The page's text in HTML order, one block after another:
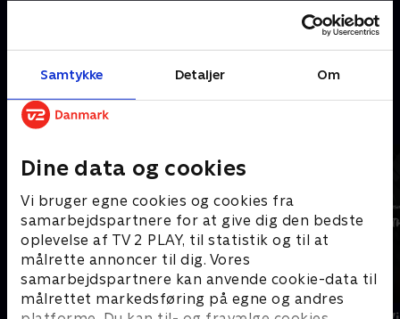
Samtykke Detaljer Om
Dine data og cookies
Vi bruger egne cookies og cookies fra
samarbejdspartnere for at give dig den bedste
oplevelse af TV 2 PLAY, til statistik og til at
målrette annoncer til dig. Vores
samarbejdspartnere kan anvende cookie-data til
målrettet markedsføring på egne og andres
Mere indhold fra Disney+